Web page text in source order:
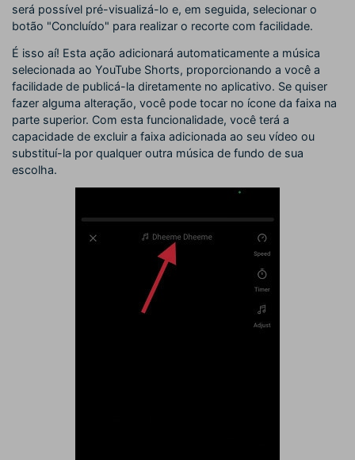
será possível pré-visualizá-lo e, em seguida, selecionar o
botão "Concluído" para realizar o recorte com facilidade.
É isso aí! Esta ação adicionará automaticamente a música
selecionada ao YouTube Shorts, proporcionando a você a
facilidade de publicá-la diretamente no aplicativo. Se quiser
fazer alguma alteração, você pode tocar no ícone da faixa na
parte superior. Com esta funcionalidade, você terá a
capacidade de excluir a faixa adicionada ao seu vídeo ou
substituí-la por qualquer outra música de fundo de sua
escolha.